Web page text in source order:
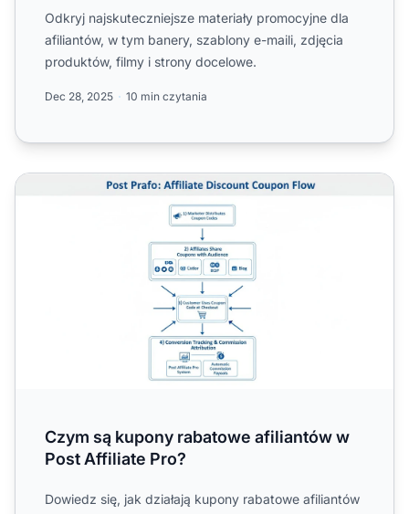
Odkryj najskuteczniejsze materiały promocyjne dla
afiliantów, w tym banery, szablony e-maili, zdjęcia
produktów, filmy i strony docelowe.
Dec 28, 2025 10 min czytania
Czym są kupony rabatowe afiliantów w Post Affiliate Pro?
Czym są kupony rabatowe afiliantów w
Post Affiliate Pro?
Dowiedz się, jak działają kupony rabatowe afiliantów